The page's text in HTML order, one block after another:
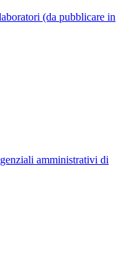
(da pubblicare in
amministrativi di